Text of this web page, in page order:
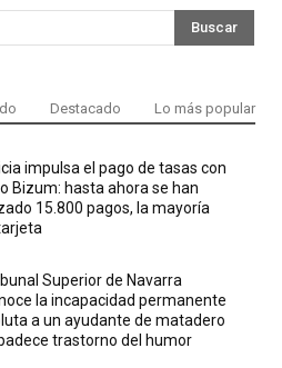
Buscar
Destacado Lo más popular
impulsa el pago de tasas con
Bizum: hasta ahora se han
15.800 pagos, la mayoría
Superior de Navarra
la incapacidad permanente
a un ayudante de matadero
trastorno del humor